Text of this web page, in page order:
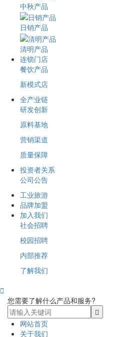
中秋产品
日销产品
清明产品
连锁门店
餐饮产品
新模式店
全产业链
研发创新
原料基地
营销渠道
质量保障
投资者关系
公司公告
工业旅游
品牌加盟
加入我们
社会招聘
校园招聘
内部推荐
了解我们

您需要了解什么产品和服务?
网站首页
关于我们